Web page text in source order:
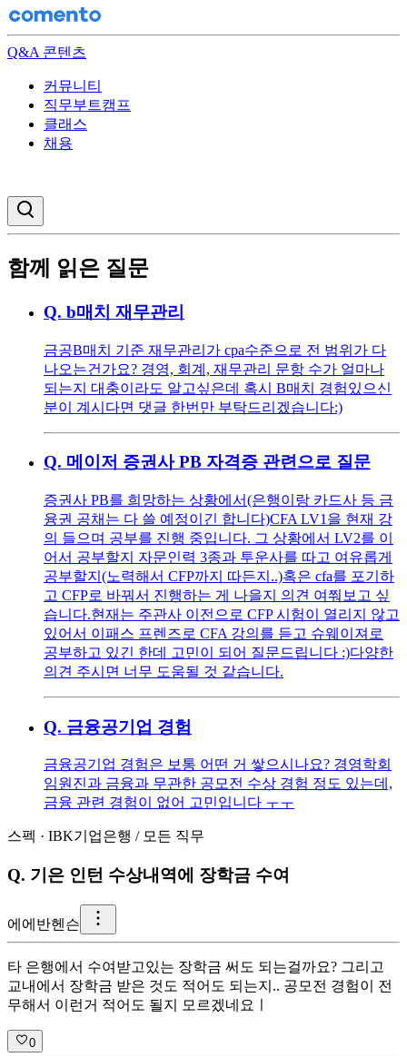
Q&A 콘텐츠
커뮤니티
직무부트캠프
클래스
채용
함께 읽은 질문
Q. b매치 재무관리
금공B매치 기준 재무관리가 cpa수준으로 전 범위가 다
나오는건가요? 경영, 회계, 재무관리 문항 수가 얼마나
되는지 대충이라도 알고싶은데 혹시 B매치 경험있으신
분이 계시다면 댓글 한번만 부탁드리겠습니다:)
Q. 메이저 증권사 PB 자격증 관련으로 질문
증권사 PB를 희망하는 상황에서(은행이랑 카드사 등 금
융권 공채는 다 쓸 예정이긴 합니다) ​ CFA LV1을 현재 강
의 들으며 공부를 진행 중입니다. 그 상황에서 LV2를 이
어서 공부할지 자문인력 3종과 투운사를 따고 여유롭게
공부할지(노력해서 CFP까지 따든지..) ​ 혹은 cfa를 포기하
고 CFP로 바꿔서 진행하는 게 나을지 의견 여쭤보고 싶
습니다. ​ 현재는 주관사 이전으로 CFP 시험이 열리지 않고
있어서 이패스 프렌즈로 CFA 강의를 듣고 슈웨이져로
공부하고 있긴 한데 고민이 되어 질문드립니다 :) ​ 다양한
의견 주시면 너무 도움될 것 같습니다.
Q. 금융공기업 경험
금융공기업 경험은 보통 어떤 거 쌓으시나요? 경영학회
임원진과 금융과 무관한 공모전 수상 경험 정도 있는데,
금융 관련 경험이 없어 고민입니다 ㅜㅜ
스펙 · IBK기업은행 / 모든 직무
Q. 기은 인턴 수상내역에 장학금 수여
에 에반헨슨
타 은행에서 수여받고있는 장학금 써도 되는걸까요? 그리고
교내에서 장학금 받은 것도 적어도 되는지.. 공모전 경험이 전
무해서 이런거 적어도 될지 모르겠네요 ​ ㅣ
0